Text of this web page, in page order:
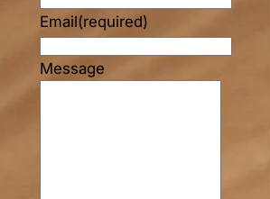
Email(required)
Message